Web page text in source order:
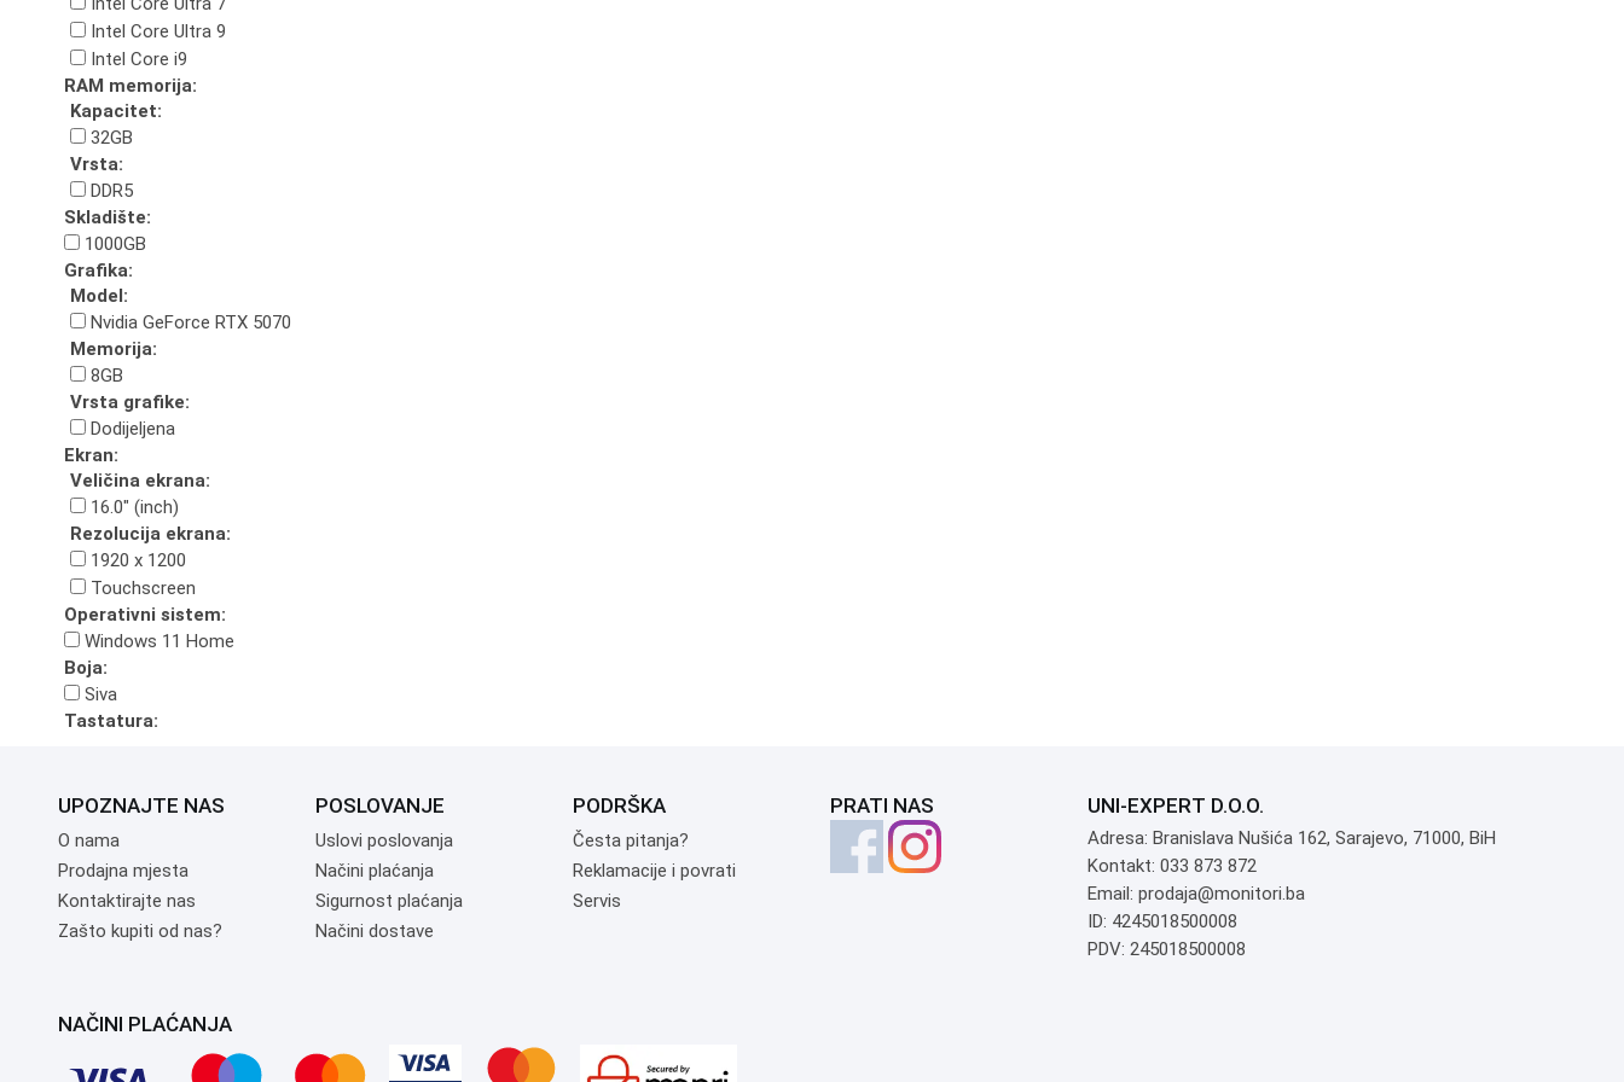
Intel Core Ultra 9
Intel Core i9
RAM memorija:
Kapacitet:
32GB
Vrsta:
DDR5
Skladište:
1000GB
Grafika:
Model:
Nvidia GeForce RTX 5070
Memorija:
8GB
Vrsta grafike:
Dodijeljena
Ekran:
Veličina ekrana:
16.0" (inch)
Rezolucija ekrana:
1920 x 1200
Touchscreen
Operativni sistem:
Windows 11 Home
Boja:
Siva
Tastatura:
UPOZNAJTE NAS
O nama
Prodajna mjesta
Kontaktirajte nas
Zašto kupiti od nas?
POSLOVANJE
Uslovi poslovanja
Načini plaćanja
Sigurnost plaćanja
Načini dostave
PODRŠKA
Česta pitanja?
Reklamacije i povrati
Servis
PRATI NAS UNI-EXPERT D.O.O.
Adresa: Branislava Nušića 162, Sarajevo, 71000, BiH
Kontakt: 033 873 872
Email: prodaja@monitori.ba
ID: 4245018500008
PDV: 245018500008
NAČINI PLAĆANJA